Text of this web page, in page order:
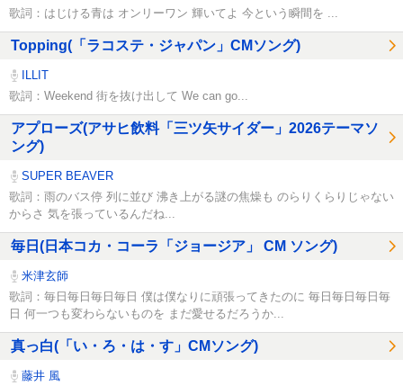
歌詞：はじける青は オンリーワン 輝いてよ 今という瞬間を ...
Topping(「ラコステ・ジャパン」CMソング)
ILLIT
歌詞：Weekend 街を抜け出して We can go...
アプローズ(アサヒ飲料「三ツ矢サイダー」2026テーマソ
ング)
SUPER BEAVER
歌詞：雨のバス停 列に並び 沸き上がる謎の焦燥も のらりくらりじゃない
からさ 気を張っているんだね...
毎日(日本コカ・コーラ「ジョージア」 CM ソング)
米津玄師
歌詞：毎日毎日毎日毎日 僕は僕なりに頑張ってきたのに 毎日毎日毎日毎
日 何一つも変わらないものを まだ愛せるだろうか...
真っ白(「い・ろ・は・す」CMソング)
藤井 風